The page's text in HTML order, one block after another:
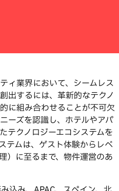
ィ業界において、シームレス
出するには、革新的なテクノ
に組み合わせることが不可欠
ーズを認識し、ホテルやアパ
テクノロジーエコシステムを
テムは、ゲスト体験からレベ
）に至るまで、物件運営のあ